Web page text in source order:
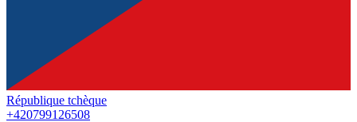
République tchèque
+420799126508